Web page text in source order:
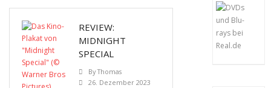
REVIEW:
MIDNIGHT
SPECIAL
ByThomas
26. Dezember 2023